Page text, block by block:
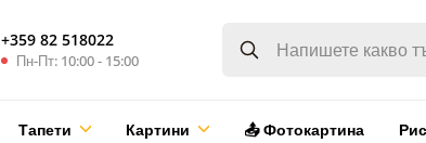
+359 82 518022
Пн-Пт: 10:00 - 15:00
Тапети Картини 📤 Фотокартина